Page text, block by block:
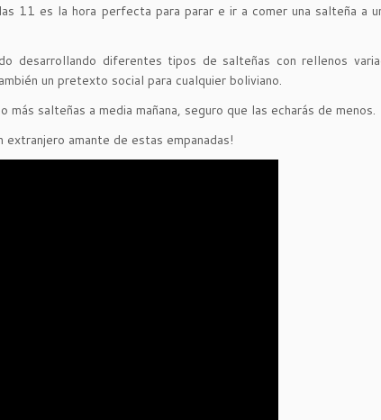
11 es la hora perfecta para parar e ir a comer una salteña a
desarrollando diferentes tipos de salteñas con rellenos
un pretexto social para cualquier boliviano.
salteñas a media mañana, seguro que las echarás de menos.
amante de estas empanadas!